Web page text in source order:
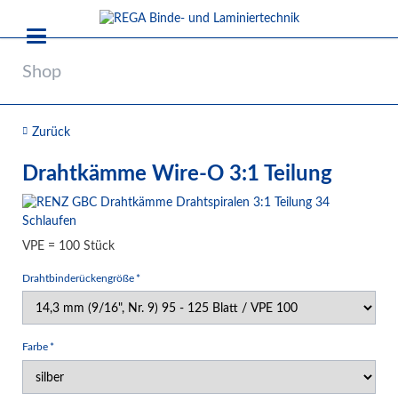
Shop
Zurück
Drahtkämme Wire-O 3:1 Teilung
VPE = 100 Stück
Pflichtfeld
Drahtbinderückengröße *
Pflichtfeld
Farbe *